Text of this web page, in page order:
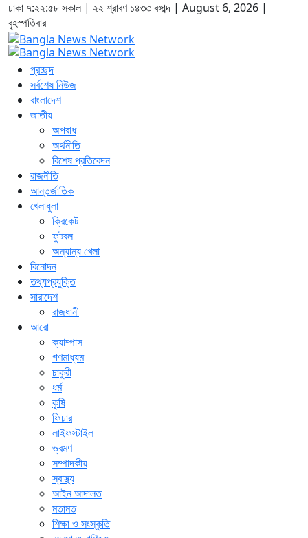
ঢাকা ৭:২২:৫৯ সকাল | ২২ শ্রাবণ ১৪৩৩ বঙ্গাব্দ | August 6, 2026 |
বৃহস্পতিবার
প্রচ্ছদ
সর্বশেষ নিউজ
বাংলাদেশ
জাতীয়
অপরাধ
অর্থনীতি
বিশেষ প্রতিবেদন
রাজনীতি
আন্তর্জাতিক
খেলাধুলা
ক্রিকেট
ফুটবল
অন্যান্য খেলা
বিনোদন
তথ্যপ্রযুক্তি
সারাদেশ
রাজধানী
আরো
ক্যাম্পাস
গণমাধ্যম
চাকুরী
ধর্ম
কৃষি
ফিচার
লাইফস্টাইল
ভ্রমণ
সম্পাদকীয়
স্বাস্থ্য
আইন আদালত
মতামত
শিক্ষা ও সংস্কৃতি